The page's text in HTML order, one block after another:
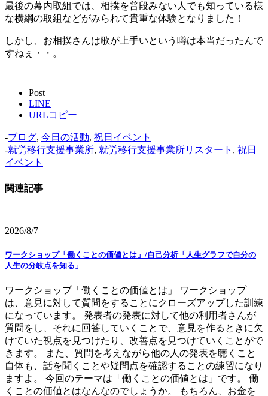
最後の幕内取組では、相撲を普段みない人でも知っている様
な横綱の取組などがみられて貴重な体験となりました！
しかし、お相撲さんは歌が上手いという噂は本当だったんで
すねぇ・・。
Post
LINE
URLコピー
-ブログ, 今日の活動, 祝日イベント
-就労移行支援事業所, 就労移行支援事業所リスタート , 祝日
イベント
関連記事
2026/8/7
ワークショップ「働くことの価値とは」/自己分析「人生グラフで自分の
人生の分岐点を知る」
ワークショップ「働くことの価値とは」 ワークショップ
は、意見に対して質問をすることにクローズアップした訓練
になっています。 発表者の発表に対して他の利用者さんが
質問をし、それに回答していくことで、意見を作るときに欠
けていた視点を見つけたり、改善点を見つけていくことがで
きます。 また、質問を考えながら他の人の発表を聴くこと
自体も、話を聞くことや疑問点を確認することの練習になり
ますよ。 今回のテーマは「働くことの価値とは」です。 働
くことの価値とはなんなのでしょうか。 もちろん、お金を